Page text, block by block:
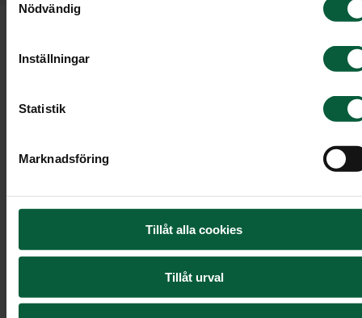
Nödvändig
Inställningar
Statistik
Marknadsföring
Tillåt alla cookies
Tillåt urval
Dela